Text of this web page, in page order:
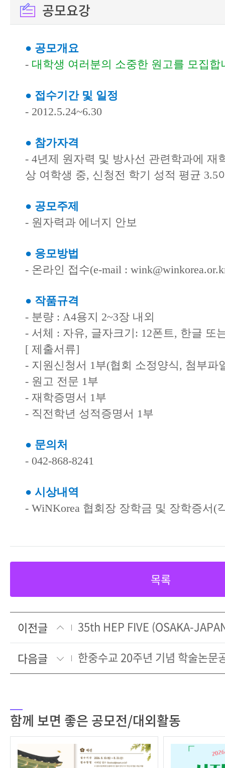
공모요강
● 공모개요
- 대학생 여러분의 소중한 원고를 모집합
● 접수기간 및 일정
- 2012.5.24~6.30
● 참가자격
- 4년제 원자력 및 방사선 관련학과에 재
상 여학생 중, 신청전 학기 성적 평균 3.5
● 공모주제
- 원자력과 에너지 안보
● 응모방법
- 온라인 접수(e-mail :
● 작품규격
- 분량 : A4용지 2~3장 내외
- 서체 : 자유, 글자크기: 12폰트, 한글 또
[ 제출서류]
- 지원신청서 1부(협회 소정양식, 첨부파
- 원고 전문 1부
- 재학증명서 1부
- 직전학년 성적증명서 1부
● 문의처
- 042-868-8241
● 시상내역
- WiNKorea 협회장 장학금 및 장학증서(
목록
이전글
다음글
한중수교 20주년 기념 학술논문
함께 보면 좋은 공모전/대외활동